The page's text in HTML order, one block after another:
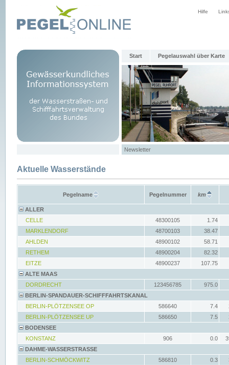
Hilfe
Start Pegelauswahl über Karte
Newsletter
Aktuelle Wasserstände
Pegelname Pegelnummer km
ALLER
CELLE
48300105
1.74
MARKLENDORF
48700103
38.47
AHLDEN
48900102
58.71
RETHEM
48900204
82.32
EITZE
48900237
107.75
ALTE MAAS
DORDRECHT
123456785
975.0
BERLIN-SPANDAUER-SCHIFFFAHRTSKANAL
BERLIN-PLÖTZENSEE OP
586640 7.4
BERLIN-PLÖTZENSEE UP
586650 7.5
BODENSEE
KONSTANZ
906 0.0
DAHME-WASSERSTRASSE
BERLIN-SCHMÖCKWITZ
586810 0.3